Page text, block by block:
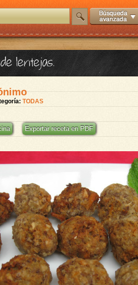
lentejas.
TODAS
Exportar receta en PDF